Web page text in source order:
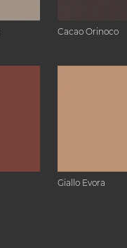
Cacao Orinoco
Giallo Evora